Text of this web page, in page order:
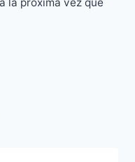
la próxima vez que